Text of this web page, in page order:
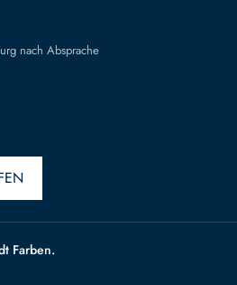
nach Absprache
Farben.